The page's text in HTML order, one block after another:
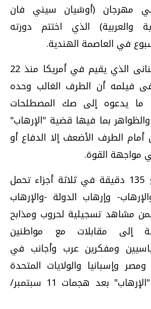
مهرجان (أوشيان سيني فان
والعربية) الذي اختتم دورته
في العاصمة الهندية.
حرص المخرج اللبنانى الذي يقيم في أمريكا منذ 22
فيلمه أن الطرف الغالب وحده
ما يدعوه إلى صك المصطلحات
بما فيها قضية "الإرهاب"
الطرف الأضعف إلا الدفاع أو
مواجهة القوة.
يقع الفيلم البالغ 135 دقيقة في ثلاثة أجزاء تحمل
وإرهاب الدولة -والإرهاب
مشاهد تسجيلية لحروب ومذابح
إلى مقابلات مع مواطنين
ومفكرين عرب وأجانب في
وإسبانيا والولايات المتحدة
يتناولون مسألة "الإرهاب" بعد هجمات 11 سبتمبر/